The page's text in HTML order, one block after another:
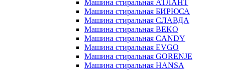
Машина стиральная АТЛАНТ
Машина стиральная БИРЮСА
Машина стиральная СЛАВДА
Машина стиральная BEKO
Машина стиральная CANDY
Машина стиральная EVGO
Машина стиральная GORENJE
Машина стиральная HANSA